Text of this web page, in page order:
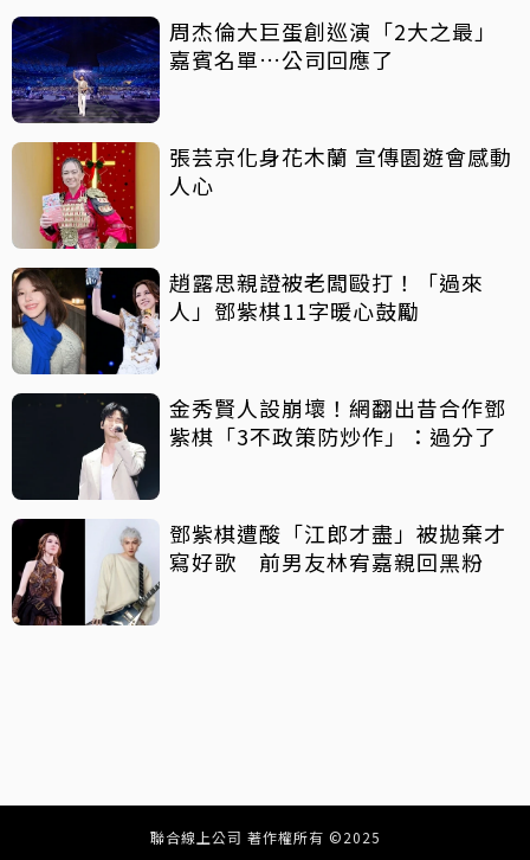
周杰倫大巨蛋創巡演「2大之最」
嘉賓名單…公司回應了
張芸京化身花木蘭 宣傳園遊會感動
人心
趙露思親證被老闆毆打！「過來
人」鄧紫棋11字暖心鼓勵
金秀賢人設崩壞！網翻出昔合作鄧
紫棋「3不政策防炒作」：過分了
鄧紫棋遭酸「江郎才盡」被拋棄才
寫好歌 前男友林宥嘉親回黑粉
聯合線上公司 著作權所有 ©2025